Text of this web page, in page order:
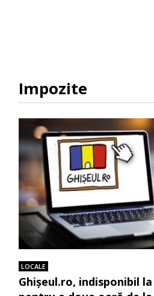
Impozite
LOCALE
Ghișeul.ro, indisponibil